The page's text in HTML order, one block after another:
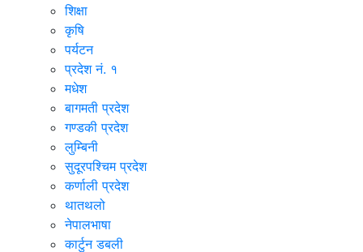
शिक्षा
कृषि
पर्यटन
प्रदेश नं. १
मधेश
बागमती प्रदेश
गण्डकी प्रदेश
लुम्बिनी
सुदूरपश्चिम प्रदेश
कर्णाली प्रदेश
थातथलो
नेपालभाषा
कार्टुन डबली